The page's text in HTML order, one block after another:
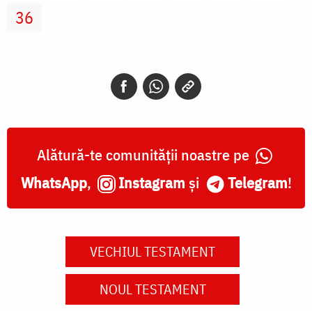
36
Alătură-te comunității noastre pe
WhatsApp, Instagram și Telegram!
VECHIUL TESTAMENT
NOUL TESTAMENT